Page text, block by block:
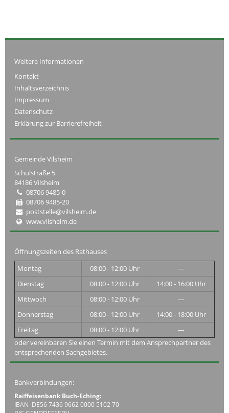
Weitere Informationen
Kontakt
Inhaltsverzeichnis
Impressum
Datenschutz
Erklärung zur Barrierefreiheit
Gemeinde Vilsheim
Schulstraße 5
84186 Vilsheim
08706 9485-0
08706 9485-20
poststelle@vilsheim.de
www.vilsheim.de
Öffnungszeiten des Rathauses
Montag
08:00 - 12:00 Uhr
---
Dienstag
08:00 - 12:00 Uhr
14:00 - 16:00 Uhr
Mittwoch
08:00 - 12:00 Uhr
---
Donnerstag
08:00 - 12:00 Uhr
14:00 - 18:00 Uhr
Freitag
08:00 - 12:00 Uhr
---
oder vereinbaren Sie einen Termin mit dem Ansprechpartner des
entsprechenden Sachgebietes.
Bankverbindungen:
Raiffeisenbank Buch-Eching:
IBAN DE56 7436 9662 0000 5102 70